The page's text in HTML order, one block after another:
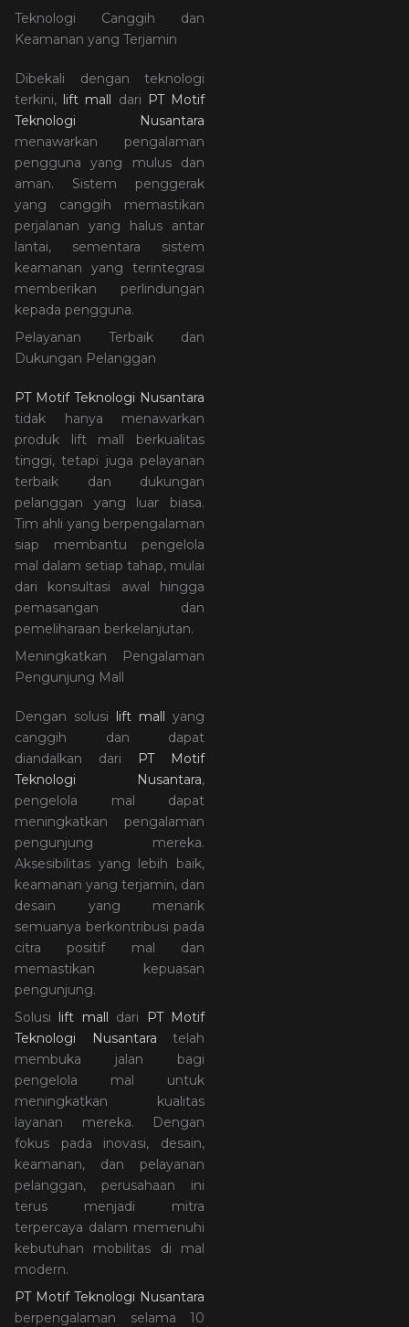
Teknologi Canggih dan
Keamanan yang Terjamin
Dibekali dengan teknologi
terkini, lift mall dari PT Motif
Teknologi Nusantara
menawarkan pengalaman
pengguna yang mulus dan
aman. Sistem penggerak
yang canggih memastikan
perjalanan yang halus antar
lantai, sementara sistem
keamanan yang terintegrasi
memberikan perlindungan
kepada pengguna.
Pelayanan Terbaik dan
Dukungan Pelanggan
PT Motif Teknologi Nusantara
tidak hanya menawarkan
produk lift mall berkualitas
tinggi, tetapi juga pelayanan
terbaik dan dukungan
pelanggan yang luar biasa.
Tim ahli yang berpengalaman
siap membantu pengelola
mal dalam setiap tahap, mulai
dari konsultasi awal hingga
pemasangan dan
pemeliharaan berkelanjutan.
Meningkatkan Pengalaman
Pengunjung Mall
Dengan solusi lift mall yang
canggih dan dapat
diandalkan dari
PT Motif
Teknologi Nusantara,
pengelola mal dapat
meningkatkan pengalaman
pengunjung mereka.
Aksesibilitas yang lebih baik,
keamanan yang terjamin, dan
desain yang menarik
semuanya berkontribusi pada
citra positif mal dan
memastikan kepuasan
pengunjung.
Solusi lift mall dari PT Motif
Teknologi Nusantara telah
membuka jalan bagi
pengelola mal untuk
meningkatkan kualitas
layanan mereka. Dengan
fokus pada inovasi, desain,
keamanan, dan pelayanan
pelanggan, perusahaan ini
terus menjadi mitra
terpercaya dalam memenuhi
kebutuhan mobilitas di mal
modern.
PT Motif Teknologi Nusantara
berpengalaman selama 10